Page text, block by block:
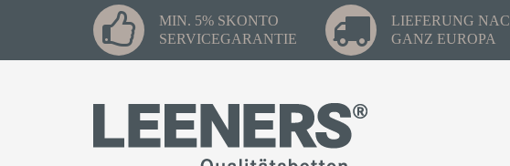
MIN. 5% SKONTO
SERVICEGARANTIE
LIEFERUNG
GANZ EUROPA